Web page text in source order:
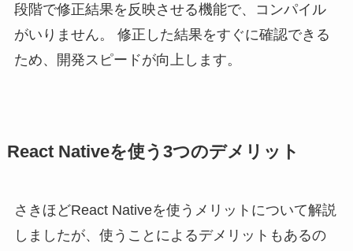
段階で修正結果を反映させる機能で、コンパイル
がいりません。 修正した結果をすぐに確認できる
ため、開発スピードが向上します。
React Nativeを使う3つのデメリット
さきほどReact Nativeを使うメリットについて解説
しましたが、使うことによるデメリットもあるの